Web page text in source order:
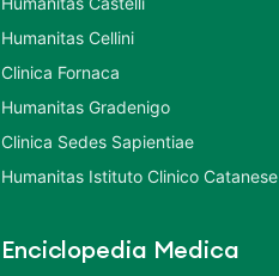
Humanitas Cellini
Clinica Fornaca
Humanitas Gradenigo
Clinica Sedes Sapientiae
Humanitas Istituto Clinico Catanese
Enciclopedia Medica